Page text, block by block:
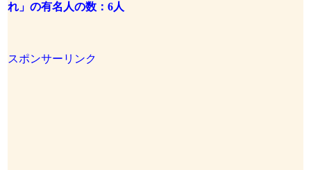
れ」の有名人の数：6人
スポンサーリンク